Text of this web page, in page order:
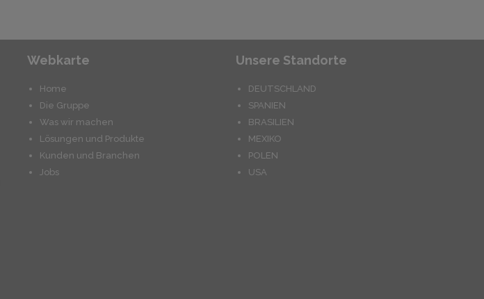
Webkarte
Home
Die Gruppe
Was wir machen
Lösungen und Produkte
Kunden und Branchen
Jobs
Unsere Standorte
DEUTSCHLAND
SPANIEN
BRASILIEN
MEXIKO
POLEN
USA